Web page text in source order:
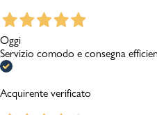
Oggi
Servizio comodo e consegna
Acquirente verificato